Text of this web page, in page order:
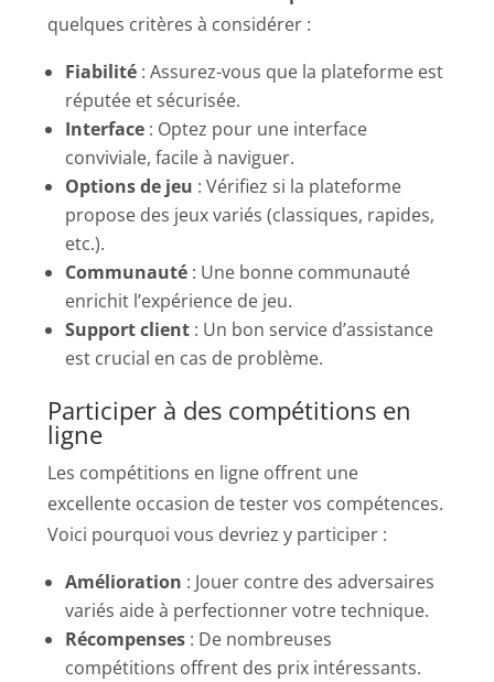
quelques critères à considérer :
Fiabilité : Assurez-vous que la plateforme est
réputée et sécurisée.
Interface : Optez pour une interface
conviviale, facile à naviguer.
Options de jeu : Vérifiez si la plateforme
propose des jeux variés (classiques, rapides,
etc.).
Communauté : Une bonne communauté
enrichit l’expérience de jeu.
Support client : Un bon service d’assistance
est crucial en cas de problème.
Participer à des compétitions en
ligne
Les compétitions en ligne offrent une
excellente occasion de tester vos compétences.
Voici pourquoi vous devriez y participer :
Amélioration : Jouer contre des adversaires
variés aide à perfectionner votre technique.
Récompenses : De nombreuses
compétitions offrent des prix intéressants.